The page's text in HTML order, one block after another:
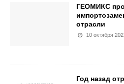
ГЕОМИКС
отрасли
10 октября
Год назад